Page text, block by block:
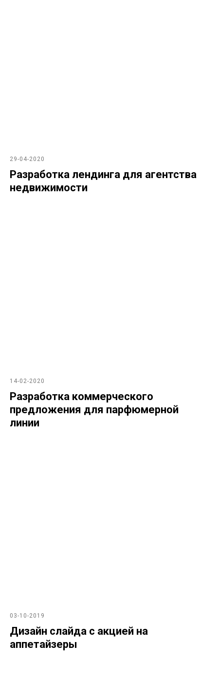
29-04-2020
Разработка лендинга для агентства
недвижимости
14-02-2020
Разработка коммерческого
предложения для парфюмерной
линии
03-10-2019
Дизайн слайда с акцией на
аппетайзеры